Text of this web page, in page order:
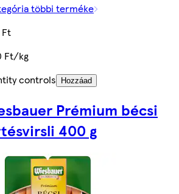
többi terméke
Ft
Ft/kg
controls
Hozzáad
Prémium bécsi
400 g